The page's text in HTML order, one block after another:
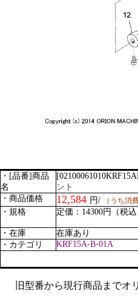
・[品番]商品
名
ント
・商品価格
12,584 円/ （うち消
・規格 定価：14300円（税
・在庫
在庫あり
・カテゴリ
KRF15A-B-01A
旧型番から現行商品まで